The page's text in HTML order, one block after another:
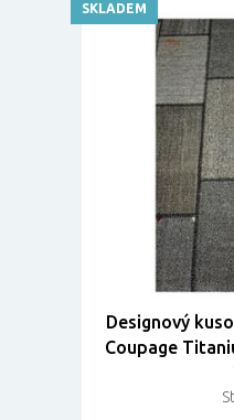
Designový
Coupage
SKLADEM